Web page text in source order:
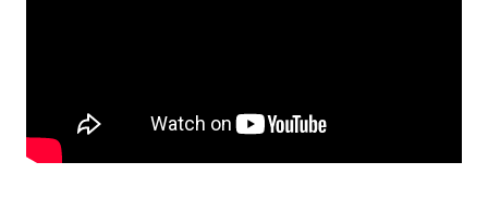
δημιουργεί μακροοικονομικούς κινδύνους.»